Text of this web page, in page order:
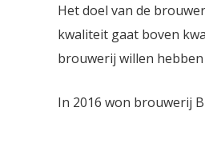
Het doel van de
kwaliteit gaat boven
brouwerij willen
In 2016 won brouwerij